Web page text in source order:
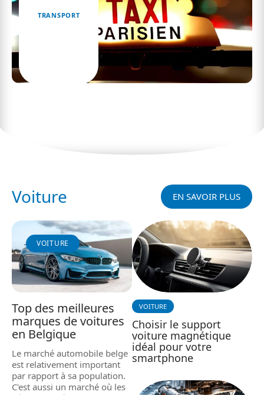
TRANSPORT
Voiture EN SAVOIR PLUS
VOITURE
Top des meilleures
marques de voitures
en Belgique
Le marché automobile belge
est relativement important
par rapport à sa population.
C'est aussi un marché où les
VOITURE
Choisir le support
voiture magnétique
idéal pour votre
smartphone